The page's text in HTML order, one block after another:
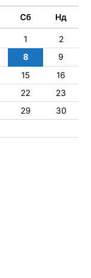
Сб Нд
1
2
8
9
15
16
22
23
29
30